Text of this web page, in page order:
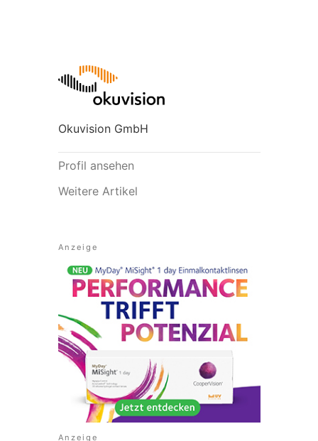
Okuvision GmbH
Profil ansehen
Weitere Artikel